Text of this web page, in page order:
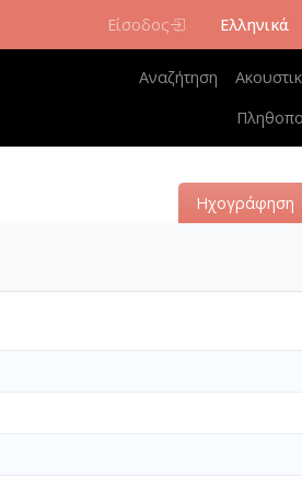
Είσοδος Ελληνικά
Κεντρική πλοήγηση
Αναζήτηση
Ηχογράφηση